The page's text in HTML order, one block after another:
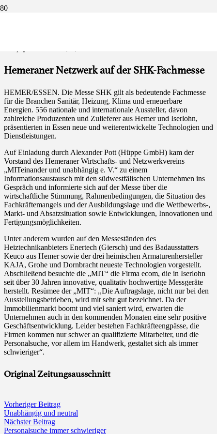
Hemeraner Netzwerk auf der SHK-Fachmesse
HEMER/ESSEN. Die Messe SHK gilt als bedeutende Fachmesse
für die Branchen Sanitär, Heizung, Klima und erneuerbare
Energien. 556 nationale und internationale Aussteller, davon
zahlreiche Produzenten und Zulieferer aus Hemerund Iserlohn,
präsentierten in Essen neue und weiterentwickelte Technologien und
Dienstleistungen.
Auf Einladung durch AlexanderPott (Hüppe GmbH) kam der
Vorstand des Hemeraner Wirtschafts- und Netzwerkvereins
„MITeinander und unabhängig e. V.“ zu einem
Informationsaustausch mit den südwestfälischen Unternehmen ins
Gespräch und informierte sich auf der Messe über die
wirtschaftliche Stimmung, Rahmenbedingungen, die Situation des
Fachkräftemangels und der Ausbildungslage und die Wettbewerbs-,
Markt- und Absatzsituation sowie Entwicklungen, Innovationen und
Fertigungsmöglichkeiten.
Unter anderem wurden auf den Messeständen des
Heiztechnikanbieters Enertech (Giersch) und des Badausstatters
Keuco aus Hemer sowie der drei heimischen Armaturenhersteller
KAJA, Grohe und Dornbracht neueste Technologien vorgestellt.
Abschließend besuchte die „MIT“ die Firma ecom, die in Iserlohn
seit über 30 Jahren innovative, qualitativ hochwertige Messgeräte
herstellt. Resümee der „MIT“: ,,Die Auftragslage, nicht nur bei den
Ausstellungsbetrieben, wird mit sehr gut bezeichnet. Da der
Immobilienmarkt boomt und viel saniert wird, erwarten die
Unternehmen auch in den kommenden Monaten eine sehr positive
Geschäftsentwicklung. Leider bestehen Fachkräfteengpässe, die
Firmen kommen nur schwer an qualifizierte Mitarbeiter, und die
Personalsuche, vor allem im Handwerk, gestaltet sich als immer
schwieriger“.
Original Zeitungsausschnitt
Vorheriger Beitrag
Unabhängig und neutral
Nächster Beitrag
Personalsuche immer schwieriger